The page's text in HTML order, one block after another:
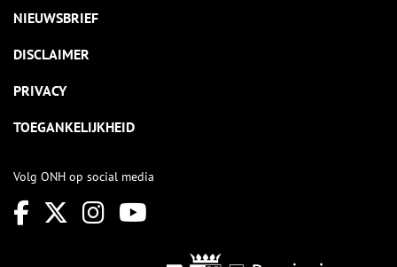
NIEUWSBRIEF
DISCLAIMER
PRIVACY
TOEGANKELIJKHEID
Volg ONH op social media